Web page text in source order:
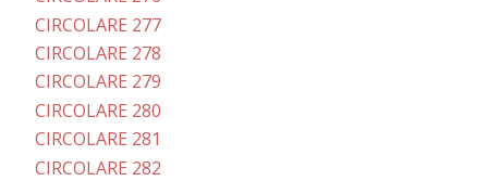
CIRCOLARE 277
CIRCOLARE 278
CIRCOLARE 279
CIRCOLARE 280
CIRCOLARE 281
CIRCOLARE 282